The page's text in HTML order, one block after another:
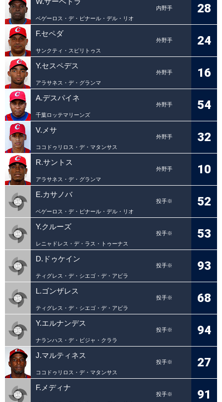
内野手
ベゲーロス・デ・ピナール・デル・リオ
28
F.セペダ
外野手
サンクティ・スピリトゥス
24
Y.セスペデス
外野手
アラサネス・デ・グランマ
16
A.デスパイネ
外野手
千葉ロッテマリーンズ
54
V.メサ
外野手
ココドゥリロス・デ・マタンサス
32
R.サントス
外野手
アラサネス・デ・グランマ
10
E.カサノバ
投手※
ベゲーロス・デ・ピナール・デル・リオ
52
Y.クルーズ
投手※
レニャドレス・デ・ラス・トゥーナス
53
D.ドゥケイン
投手※
ティグレス・デ・シエゴ・デ・アビラ
93
L.ゴンザレス
投手※
ティグレス・デ・シエゴ・デ・アビラ
68
Y.エルナンデス
投手※
ナランハス・デ・ビジャ・クララ
94
J.マルティネス
投手※
ココドゥリロス・デ・マタンサス
27
F.メディナ
投手※
91